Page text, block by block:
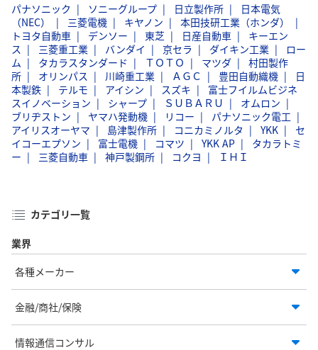
パナソニック ソニーグループ 日立製作所
日本電気
（NEC）
三菱電機 キヤノン
本田技研工業（ホンダ）
トヨタ自動車
デンソー 東芝 日産自動車
キーエン
ス
三菱重工業 バンダイ 京セラ ダイキン工業
ロー
ム
タカラスタンダード ＴＯＴＯ マツダ
村田製作
所
オリンパス 川崎重工業 ＡＧＣ 豊田自動織機
日
本製鉄
テルモ アイシン スズキ
富士フイルムビジネ
スイノベーション
シャープ ＳＵＢＡＲＵ
オムロン
ブリヂストン
ヤマハ発動機 リコー
パナソニック電工
アイリスオーヤマ
島津製作所 コニカミノルタ YKK
セ
イコーエプソン
富士電機 コマツ YKK AP
タカラトミ
ー
三菱自動車 神戸製鋼所 コクヨ ＩＨＩ
カテゴリ一覧
業界
各種メーカー
金融/商社/保険
情報通信コンサル